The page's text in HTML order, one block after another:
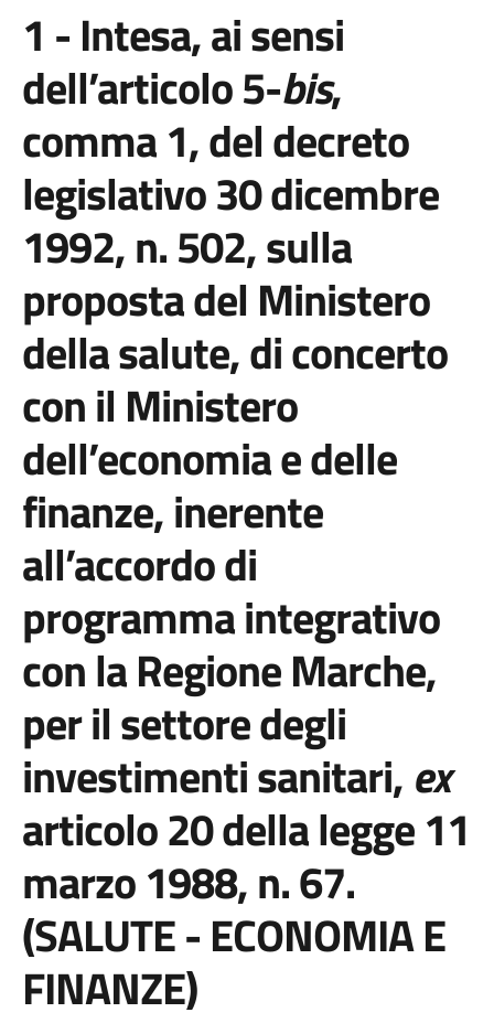
1 - Intesa, ai sensi
dell’articolo 5-bis,
comma 1, del decreto
legislativo 30 dicembre
1992, n. 502, sulla
proposta del Ministero
della salute, di concerto
con il Ministero
dell’economia e delle
finanze, inerente
all’accordo di
programma integrativo
con la Regione Marche,
per il settore degli
investimenti sanitari,ex
articolo 20 della legge 11
marzo 1988, n. 67.
(SALUTE - ECONOMIA E
FINANZE)